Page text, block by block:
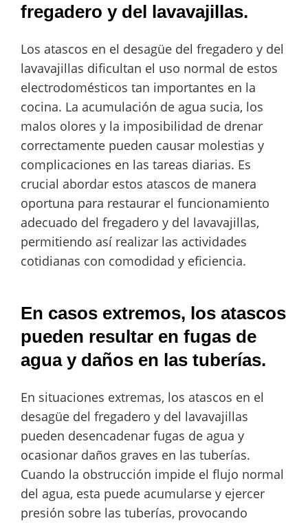
fregadero y del lavavajillas.
Los atascos en el desagüe del fregadero y del
lavavajillas dificultan el uso normal de estos
electrodomésticos tan importantes en la
cocina. La acumulación de agua sucia, los
malos olores y la imposibilidad de drenar
correctamente pueden causar molestias y
complicaciones en las tareas diarias. Es
crucial abordar estos atascos de manera
oportuna para restaurar el funcionamiento
adecuado del fregadero y del lavavajillas,
permitiendo así realizar las actividades
cotidianas con comodidad y eficiencia.
En casos extremos, los atascos
pueden resultar en fugas de
agua y daños en las tuberías.
En situaciones extremas, los atascos en el
desagüe del fregadero y del lavavajillas
pueden desencadenar fugas de agua y
ocasionar daños graves en las tuberías.
Cuando la obstrucción impide el flujo normal
del agua, esta puede acumularse y ejercer
presión sobre las tuberías, provocando